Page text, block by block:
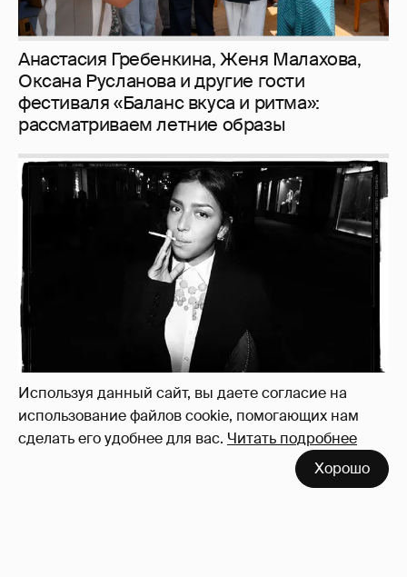
Используя данный сайт, вы даете согласие на
использование файлов cookie, помогающих нам
сделать его удобнее для вас. Читать подробнее
Хорошо
Анастасия Гребенкина, Женя Малахова,
Оксана Русланова и другие гости
фестиваля «Баланс вкуса и ритма»:
рассматриваем летние образы
Рублёвские дочки